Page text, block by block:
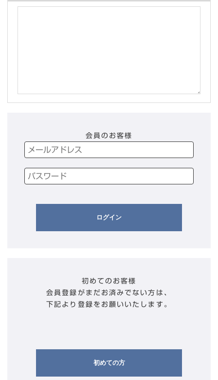
会員のお客様
ログイン
初めてのお客様
会員登録がまだお済みでない方は、
下記より登録をお願いいたします。
初めての方